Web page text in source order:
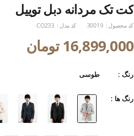
کت تک مردانه دبل توییل
کد محصول : 30019 کد مدل : CO233
16,899,000 تومان
رنگ : طوسی
رنگ ها :